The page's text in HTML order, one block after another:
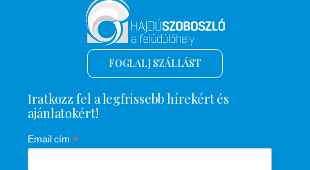
FOGLALJ SZÁLLÁST
Iratkozz fel a legfrissebb hírekért és
ajánlatokért!
Email cím *